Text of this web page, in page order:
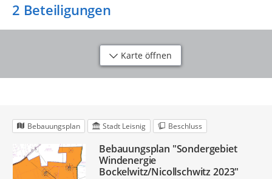
2 Beteiligungen
Karte öffnen
Bebauungsplan Stadt Leisnig Beschluss
Bebauungsplan "Sondergebiet
Windenergie
Bockelwitz/Nicollschwitz 2023"